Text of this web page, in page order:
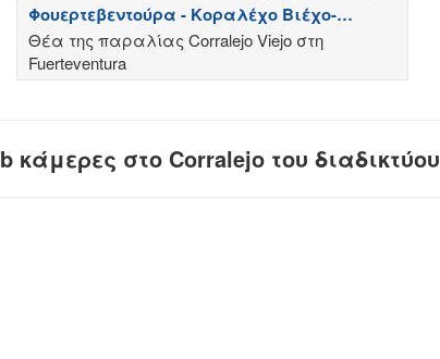
Φουερτεβεντούρα - Κοραλέχο Βιέχο-
Ισπανία
Θέα της παραλίας Corralejo Viejo στη
Fuerteventura
στο Corralejo του διαδικτύου